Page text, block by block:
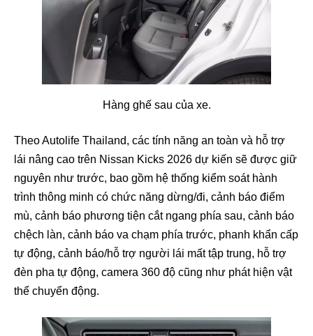
Hàng ghế sau của xe.
Theo Autolife Thailand, các tính năng an toàn và hỗ trợ
lái nâng cao trên Nissan Kicks 2026 dự kiến sẽ được giữ
nguyên như trước, bao gồm hệ thống kiểm soát hành
trình thông minh có chức năng dừng/đi, cảnh báo điểm
mù, cảnh báo phương tiện cắt ngang phía sau, cảnh báo
chệch làn, cảnh báo va chạm phía trước, phanh khẩn cấp
tự động, cảnh báo/hỗ trợ người lái mất tập trung, hỗ trợ
đèn pha tự động, camera 360 độ cũng như phát hiện vật
thể chuyển động.